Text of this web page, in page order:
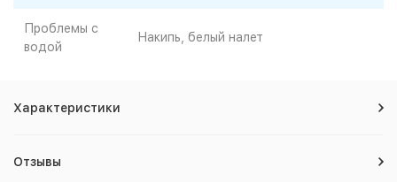
Проблемы с
водой
Накипь, белый налет
Характеристики
Отзывы